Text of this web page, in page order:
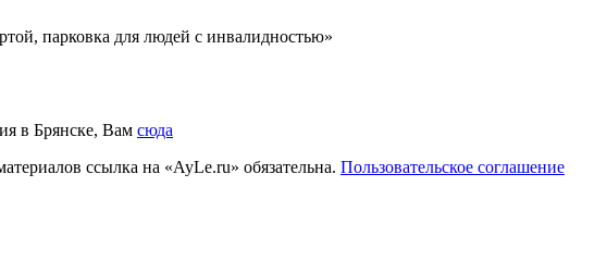
парковка для людей с инвалидностью»
в Брянске, Вам сюда
ссылка на «AyLe.ru» обязательна. Пользовательское соглашение